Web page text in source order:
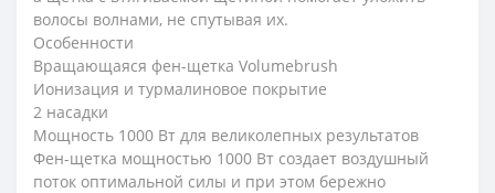
волосы волнами, не спутывая их.
Особенности
Вращающаяся фен-щетка Volumebrush
Ионизация и турмалиновое покрытие
2 насадки
Мощность 1000 Вт для великолепных результатов
Фен-щетка мощностью 1000 Вт создает воздушный
поток оптимальной силы и при этом бережно